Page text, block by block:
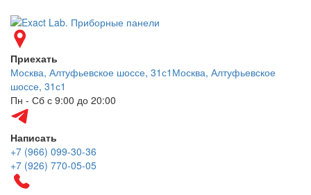
Приехать
Москва, Алтуфьевское шоссе, 31с1 Москва, Алтуфьевское
шоссе, 31с1
Пн - Сб с 9:00 до 20:00
Написать
+7 (966) 099-30-36
+7 (926) 770-05-05